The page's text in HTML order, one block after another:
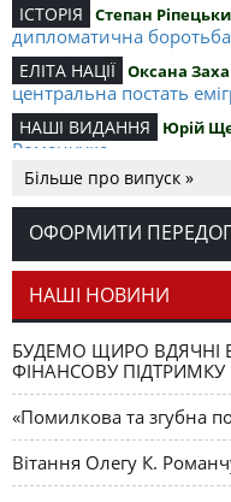
ІСТОРІЯ Степан
дипломатична
ЕЛІТА НАЦІЇ Оксана
центральна постать
НАШІ ВИДАННЯ Юрій
Романчука
РЕЦЕНЗІЇ Петро Іванишин
Романчука
СЛОВО РЕДАКЦІЙНЕ
як уособлення
Більше про випуск »
ОФОРМИТИ
НАШІ НОВИНИ
БУДЕМО ЩИРО ВДЯЧНІ
ФІНАНСОВУ
«Помилкова та згубна
Вітання Олегу К.